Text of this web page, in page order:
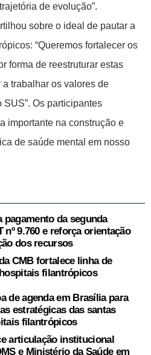
de evolução”.
sobre o ideal de pautar a
“Queremos fortalecer os
forma de reestruturar estas
trabalhar os valores de
Os participantes
importante na construção e
de saúde mental em nosso
pagamento da segunda
nº 9.760 e reforça orientação
dos recursos
CMB fortalece linha de
filantrópicos
de agenda em Brasília para
estratégicas das santas
filantrópicos
articulação institucional
e Ministério da Saúde em